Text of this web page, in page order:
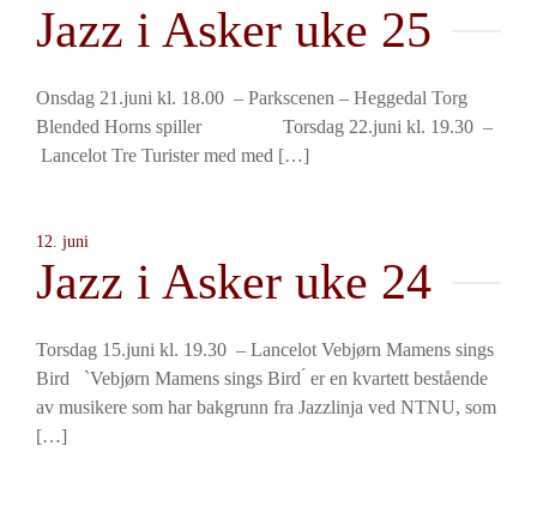
Jazz i Asker uke 25
Onsdag 21.juni kl. 18.00 – Parkscenen – Heggedal Torg
Blended Horns spiller Torsdag 22.juni kl. 19.30 –
Lancelot Tre Turister med med […]
12. juni
Jazz i Asker uke 24
Torsdag 15.juni kl. 19.30 – Lancelot Vebjørn Mamens sings
Bird `Vebjørn Mamens sings Bird ́ er en kvartett bestående
av musikere som har bakgrunn fra Jazzlinja ved NTNU, som
[…]